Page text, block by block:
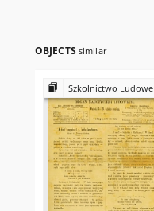
OBJECTS similar
Szkolnictwo Ludowe